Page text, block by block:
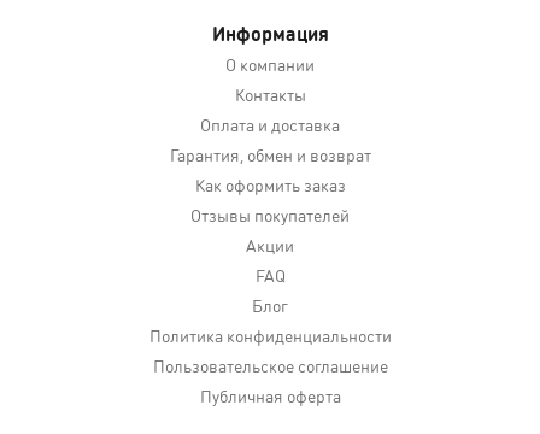
Информация
О компании
Контакты
Оплата и доставка
Гарантия, обмен и возврат
Как оформить заказ
Отзывы покупателей
Акции
FAQ
Блог
Политика конфиденциальности
Пользовательское соглашение
Публичная оферта